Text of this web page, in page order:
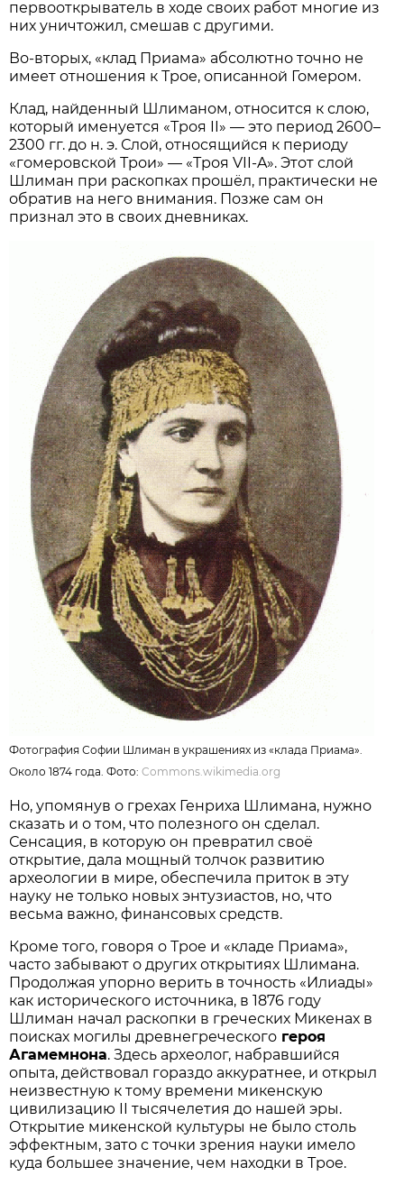
первооткрыватель в ходе своих работ многие из
них уничтожил, смешав с другими.
Во-вторых, «клад Приама» абсолютно точно не
имеет отношения к Трое, описанной Гомером.
Клад, найденный Шлиманом, относится к слою,
который именуется «Троя II» — это период 2600–
2300 гг. до н. э. Слой, относящийся к периоду
«гомеровской Трои» — «Троя VII-A». Этот слой
Шлиман при раскопках прошёл, практически не
обратив на него внимания. Позже сам он
признал это в своих дневниках.
Фотография Софии Шлиман в украшениях из «клада Приама».
Около 1874 года. Фото:Commons.wikimedia.org
Но, упомянув о грехах Генриха Шлимана, нужно
сказать и о том, что полезного он сделал.
Сенсация, в которую он превратил своё
открытие, дала мощный толчок развитию
археологии в мире, обеспечила приток в эту
науку не только новых энтузиастов, но, что
весьма важно, финансовых средств.
Кроме того, говоря о Трое и «кладе Приама»,
часто забывают о других открытиях Шлимана.
Продолжая упорно верить в точность «Илиады»
как исторического источника, в 1876 году
Шлиман начал раскопки в греческих Микенах в
поисках могилы древнегреческого героя
Агамемнона. Здесь археолог, набравшийся
опыта, действовал гораздо аккуратнее, и открыл
неизвестную к тому времени микенскую
цивилизацию II тысячелетия до нашей эры.
Открытие микенской культуры не было столь
эффектным, зато с точки зрения науки имело
куда большее значение, чем находки в Трое.